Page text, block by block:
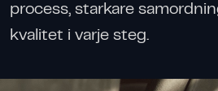
process, starkare
kvalitet i varje steg.